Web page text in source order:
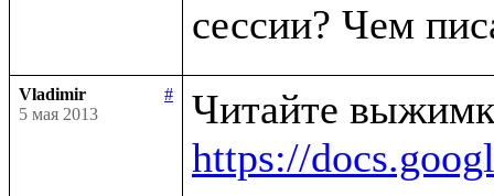
Vladimir
#
5 мая 2013
https://